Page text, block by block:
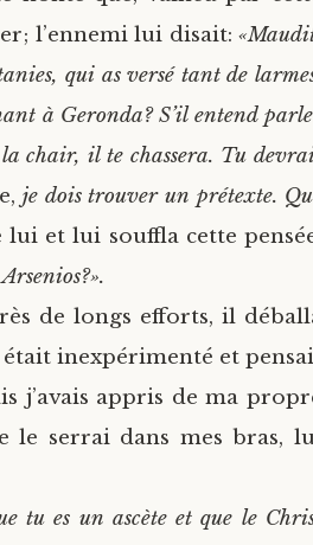
l’ennemi lui disait:
qui as versé tant de
à Geronda? S’il entend
chair, il te chassera. Tu
je dois trouver un prétexte.
et lui souffla cette
de longs efforts, il
inexpérimenté et
j’avais appris de ma
le serrai dans mes bras,
tu es un ascète et que le